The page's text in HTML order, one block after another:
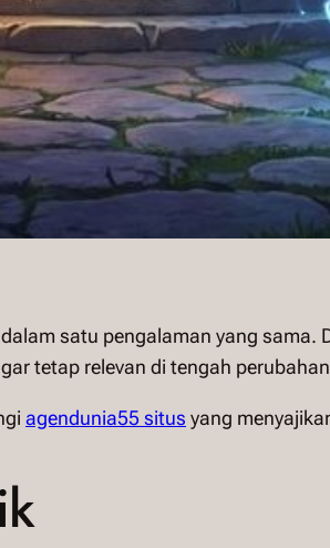
satu pengalaman yang sama.
tetap relevan di tengah
agendunia55 situs yang